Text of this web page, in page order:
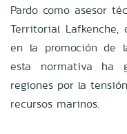
Pardo como asesor
Territorial
en la promoción de
esta normativa ha
regiones por la
recursos marinos.